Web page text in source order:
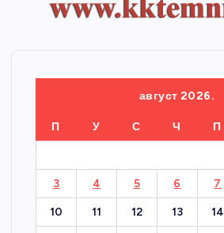
август 2026.
П У С Ч П
3 4 5 6 7
10 11 12 13 14